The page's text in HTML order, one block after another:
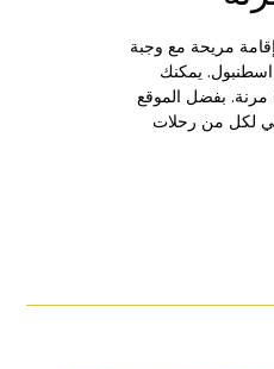
مريحة مع وجبة
اسطنبول. يمكنك
مرنة. بفضل الموقع
لكل من رحلات